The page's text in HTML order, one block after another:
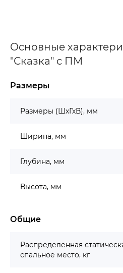
Основные
"Сказка" с ПМ
Размеры
Размеры (ШхГхВ), мм
Ширина, мм
Глубина, мм
Высота, мм
Общие
Распределенная
спальное место, кг